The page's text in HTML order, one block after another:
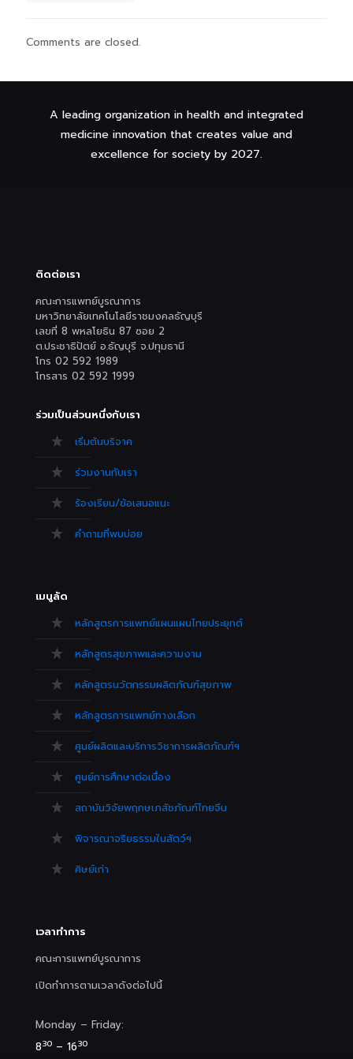
Comments are closed.
A leading organization in health and integrated
medicine innovation that creates value and
excellence for society by 2027.
ติดต่อเรา
คณะการแพทย์บูรณาการ
มหาวิทยาลัยเทคโนโลยีราชมงคลธัญบุรี
เลขที่ 8 พหลโยธิน 87 ซอย 2
ต.ประชาธิปัตย์ อ.ธัญบุรี จ.ปทุมธานี
โทร 02 592 1989
โทรสาร 02 592 1999
ร่วมเป็นส่วนหนึ่งกับเรา
เริ่มต้นบริจาค
ร่วมงานกับเรา
ร้องเรียน/ข้อเสนอแนะ
คำถามที่พบบ่อย
เมนูลัด
หลักสูตรการแพทย์แผนแผนไทยประยุกต์
หลักสูตรสุขภาพและความงาม
หลักสูตรนวัตกรรมผลิตภัณฑ์สุขภาพ
หลักสูตรการแพทย์ทางเลือก
ศูนย์ผลิตและบริการวิชาการผลิตภัณฑ์ฯ
ศูนย์การศึกษาต่อเนื่อง
สถาบันวิจัยพฤกษเภสัชภัณฑ์ไทยจีน
พิจารณาจริยธรรมในสัตว์ฯ
ศิษย์เก่า
เวลาทำการ
คณะการแพทย์บูรณาการ
เปิดทำการตามเวลาดังต่อไปนี้
Monday – Friday:
830 – 1630